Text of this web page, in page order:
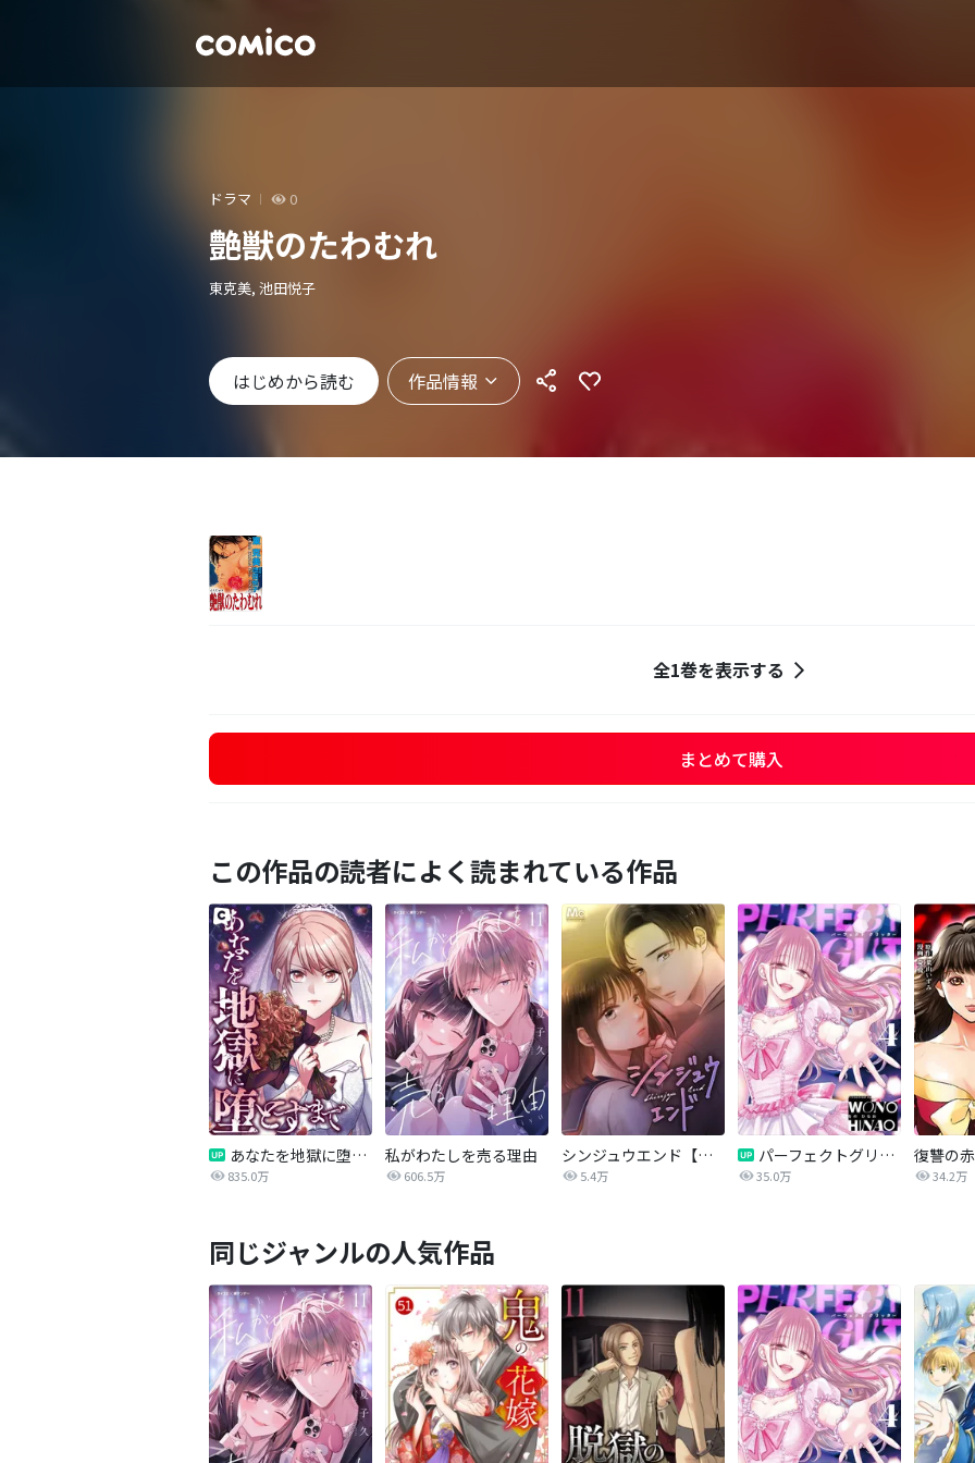
ドラマ 0
艶獣のたわむれ
東克美, 池田悦子
はじめから読む 作品情報
全1巻を表示する
まとめて購入
この作品の読者によく読まれている作品
あなたを地獄に堕とすまで
835.0万
私がわたしを売る理由
606.5万
シンジュウエンド【タテヨミ】
5.4万
パーフェクトグリッター
35.0万 34.2万
同じジャンルの人気作品